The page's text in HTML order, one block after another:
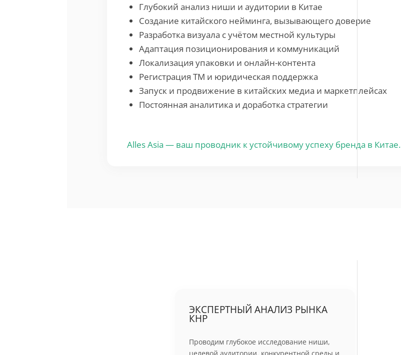
Глубокий анализ ниши и аудитории в Китае
Создание китайского нейминга, вызывающего доверие
Разработка визуала с учётом местной культуры
Адаптация позиционирования и коммуникаций
Локализация упаковки и онлайн-контента
Регистрация ТМ и юридическая поддержка
Запуск и продвижение в китайских медиа и маркетплейсах
Постоянная аналитика и доработка стратегии
Alles Asia — ваш проводник к устойчивому успеху бренда в Китае.
ЭКСПЕРТНЫЙ АНАЛИЗ РЫНКА
КНР
Проводим глубокое исследование ниши,